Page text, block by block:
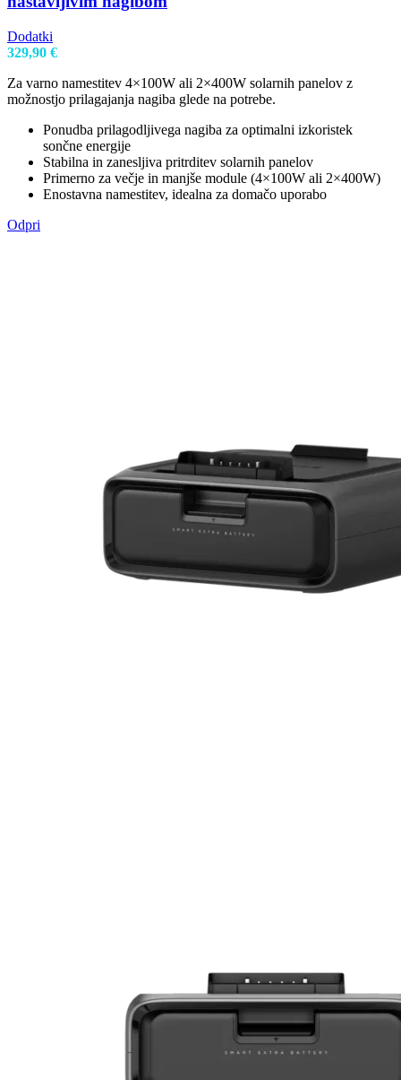
Dodatki
329,90 €
Za varno namestitev 4×100W ali 2×400W solarnih panelov z
možnostjo prilagajanja nagiba glede na potrebe.
Ponudba prilagodljivega nagiba za optimalni izkoristek
sončne energije
Stabilna in zanesljiva pritrditev solarnih panelov
Primerno za večje in manjše module (4×100W ali 2×400W)
Enostavna namestitev, idealna za domačo uporabo
Odpri